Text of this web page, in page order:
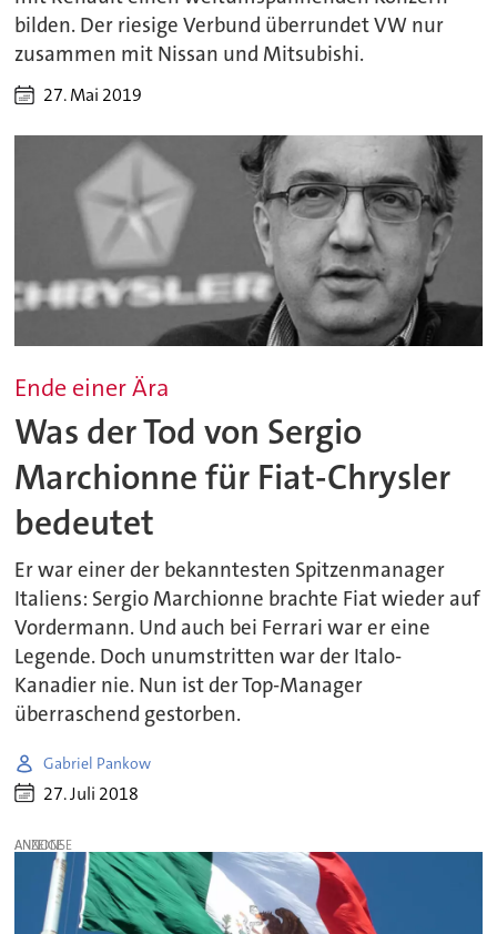
bilden. Der riesige Verbund überrundet VW nur
zusammen mit Nissan und Mitsubishi.
27. Mai 2019
Ende einer Ära
Was der Tod von Sergio
Marchionne für Fiat-Chrysler
bedeutet
Er war einer der bekanntesten Spitzenmanager
Italiens: Sergio Marchionne brachte Fiat wieder auf
Vordermann. Und auch bei Ferrari war er eine
Legende. Doch unumstritten war der Italo-
Kanadier nie. Nun ist der Top-Manager
überraschend gestorben.
Gabriel Pankow
27. Juli 2018
ANZEIGE